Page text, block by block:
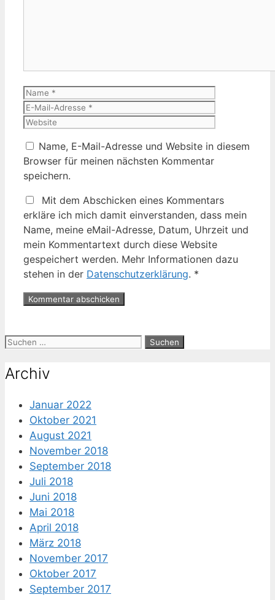
Name
Name, E-Mail-Adresse und Website in diesem
Browser für meinen nächsten Kommentar
speichern.
Mit dem Abschicken eines Kommentars
erkläre ich mich damit einverstanden, dass mein
Name, meine eMail-Adresse, Datum, Uhrzeit und
mein Kommentartext durch diese Website
gespeichert werden. Mehr Informationen dazu
stehen in der Datenschutzerklärung. *
Suche
Archiv
Januar 2022
Oktober 2021
August 2021
November 2018
September 2018
Juli 2018
Juni 2018
Mai 2018
April 2018
März 2018
November 2017
Oktober 2017
September 2017